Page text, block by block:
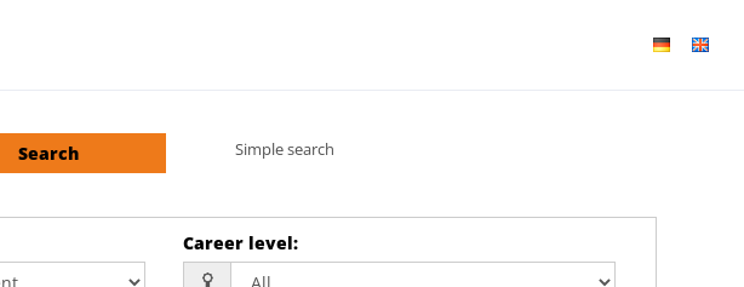
Search Simple search
Career level: